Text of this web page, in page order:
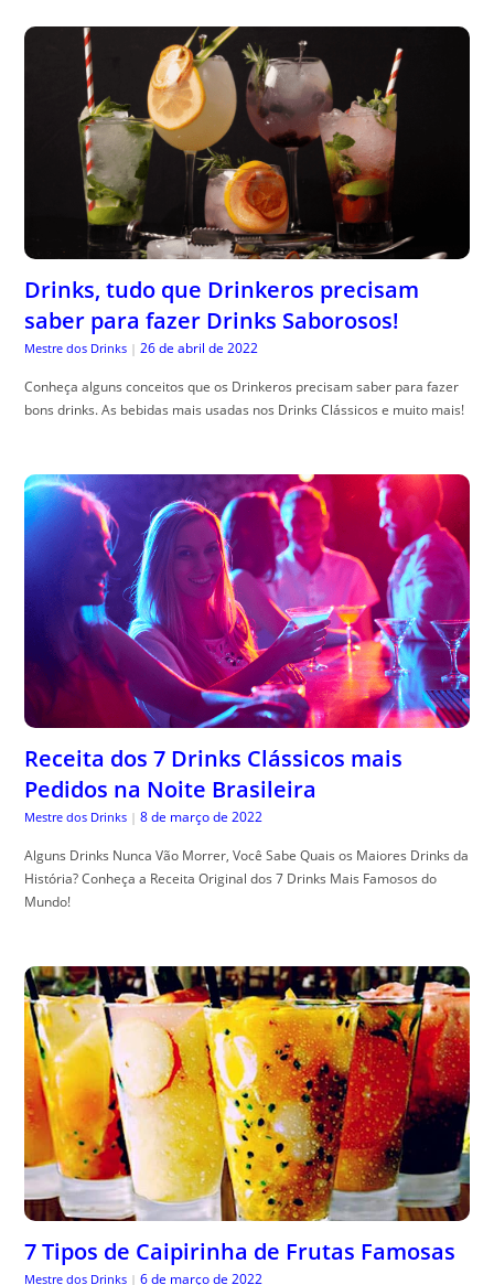
Drinks, tudo que Drinkeros precisam
saber para fazer Drinks Saborosos!
Mestre dos Drinks | 26 de abril de 2022
Conheça alguns conceitos que os Drinkeros precisam saber para fazer
bons drinks. As bebidas mais usadas nos Drinks Clássicos e muito mais!
Receita dos 7 Drinks Clássicos mais
Pedidos na Noite Brasileira
Mestre dos Drinks | 8 de março de 2022
Alguns Drinks Nunca Vão Morrer, Você Sabe Quais os Maiores Drinks da
História? Conheça a Receita Original dos 7 Drinks Mais Famosos do
Mundo!
7 Tipos de Caipirinha de Frutas Famosas
Mestre dos Drinks | 6 de março de 2022